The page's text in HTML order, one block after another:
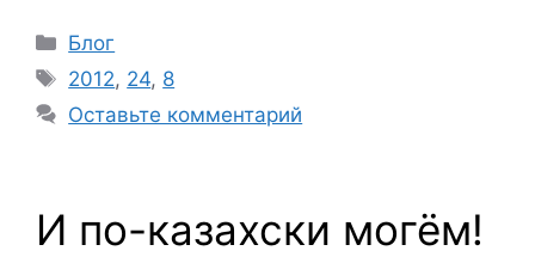
Рубрики
Блог
Метки
2012, 24, 8
Оставьте комментарий
И по-казахски могём!